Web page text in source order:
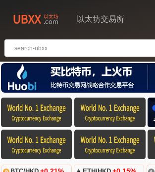
以太坊交易所